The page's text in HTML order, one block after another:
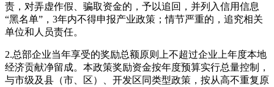
责，对弄虚作假、骗取资金的，予以追回，并列入信用信息
“黑名单”，3年内不得申报产业政策；情节严重的，追究相关
单位和人员责任。
2.总部企业当年享受的奖励总额原则上不超过企业上年度本地
经济贡献净留成。本政策奖励资金按年度预算实行总量控制，
与市级及县（市、区）、开发区同类型政策，按从高不重复原